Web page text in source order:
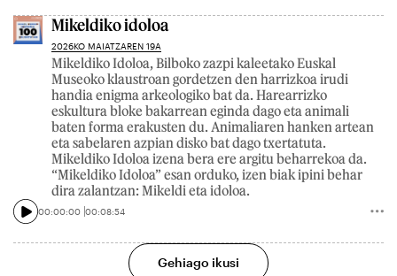
Mikeldiko idoloa
2026KO MAIATZAREN 19A
Mikeldiko Idoloa, Bilboko zazpi kaleetako Euskal
Museoko klaustroan gordetzen den harrizkoa irudi
handia enigma arkeologiko bat da. Harearrizko
eskultura bloke bakarrean eginda dago eta animali
baten forma erakusten du. Animaliaren hanken artean
eta sabelaren azpian disko bat dago txertatuta.
Mikeldiko Idoloa izena bera ere argitu beharrekoa da.
“Mikeldiko Idoloa” esan orduko, izen biak ipini behar
dira zalantzan: Mikeldi eta idoloa.
00:00:00 00:08:54
Gehiago ikusi